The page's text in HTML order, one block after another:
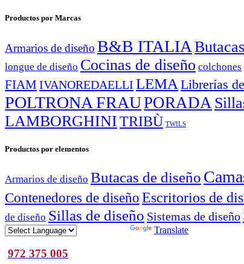
Productos por Marcas
Armarios de diseño B&B ITALIA
longue de diseño Cocinas de diseño colchones
FIAM IVANOREDAELLI LEMA Librerías
POLTRONA FRAUPORADA
LAMBORGHINITRIBÙ TWILS
Productos por elementos
Armarios de diseño Butacas de diseño
Contenedores de diseño Escritorios de
de diseño Sillas de diseño Sistemas de diseño
Translate
972 375 005